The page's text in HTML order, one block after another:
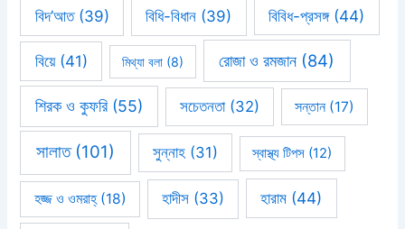
বিদ’আত(39) বিধি-বিধান (39) বিবিধ-প্রসঙ্গ(44)
বিয়ে(41) মিথ্যা বলা(8) রোজা ও রমজান (84)
শিরক ও কুফরি(55) সচেতনতা(32) সন্তান(17)
সালাত(101) সুন্নাহ (31) স্বাস্থ্য টিপস (12)
হজ্জ ও ওমরাহ্‌(18) হাদীস(33) হারাম (44)